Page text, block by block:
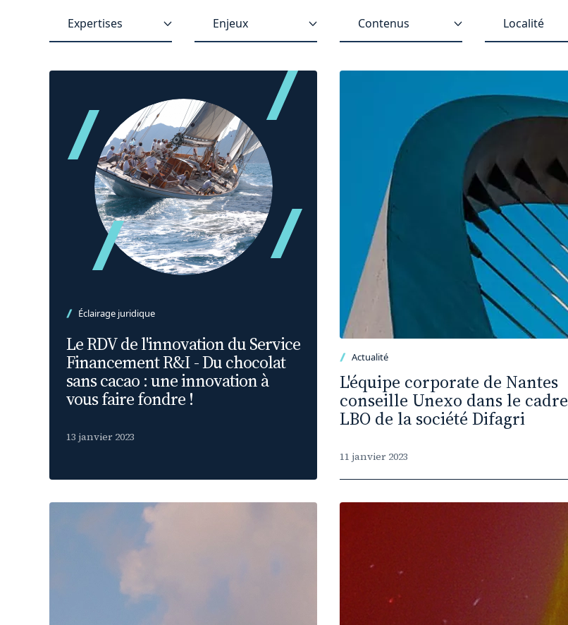
Expertises Enjeux Contenus Localité
Éclairage juridique
Le RDV de l'innovation du Service
Financement R&I - Du chocolat
sans cacao : une innovation à
vous faire fondre !
13 janvier 2023
Actualité
L'équipe corporate de Nantes
conseille Unexo dans le
LBO de la société Difagri
11 janvier 2023